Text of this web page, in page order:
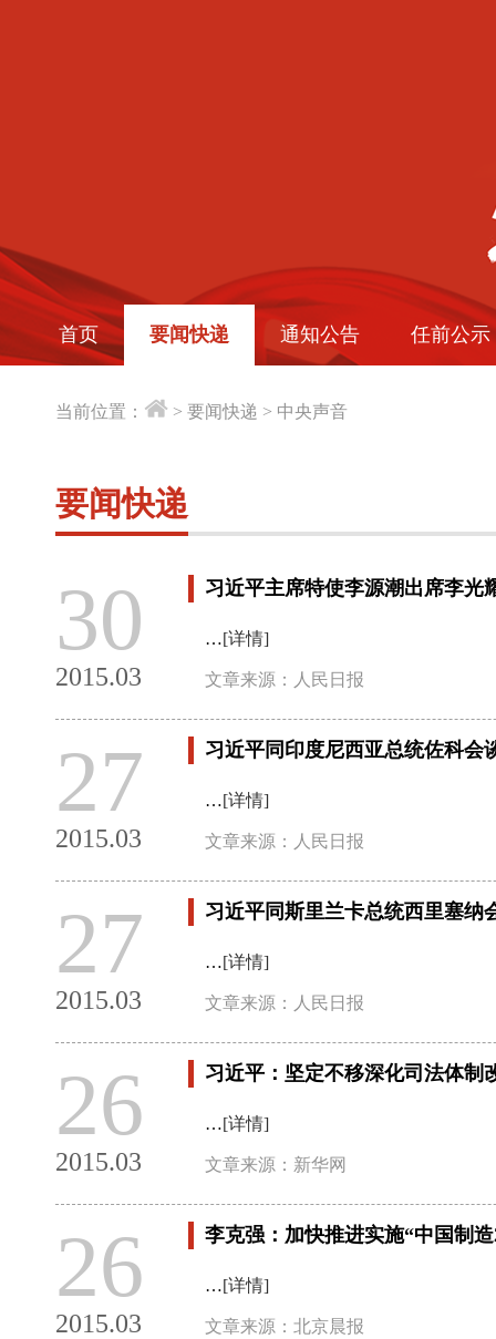
首页 要闻快递 通知公告 任前公示
当前位置： > 要闻快递 > 中央声音
要闻快递
30
2015.03
习近平主席特使李源潮出席李光
…[详情]
文章来源：人民日报
27
2015.03
习近平同印度尼西亚总统佐科会
…[详情]
文章来源：人民日报
27
2015.03
习近平同斯里兰卡总统西里塞纳
…[详情]
文章来源：人民日报
26
2015.03
习近平：坚定不移深化司法体制
…[详情]
文章来源：新华网
26
2015.03
李克强：加快推进实施“中国制造
…[详情]
文章来源：北京晨报